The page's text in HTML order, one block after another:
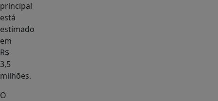
principal
está
estimado
em
R$
3,5
milhões.
O